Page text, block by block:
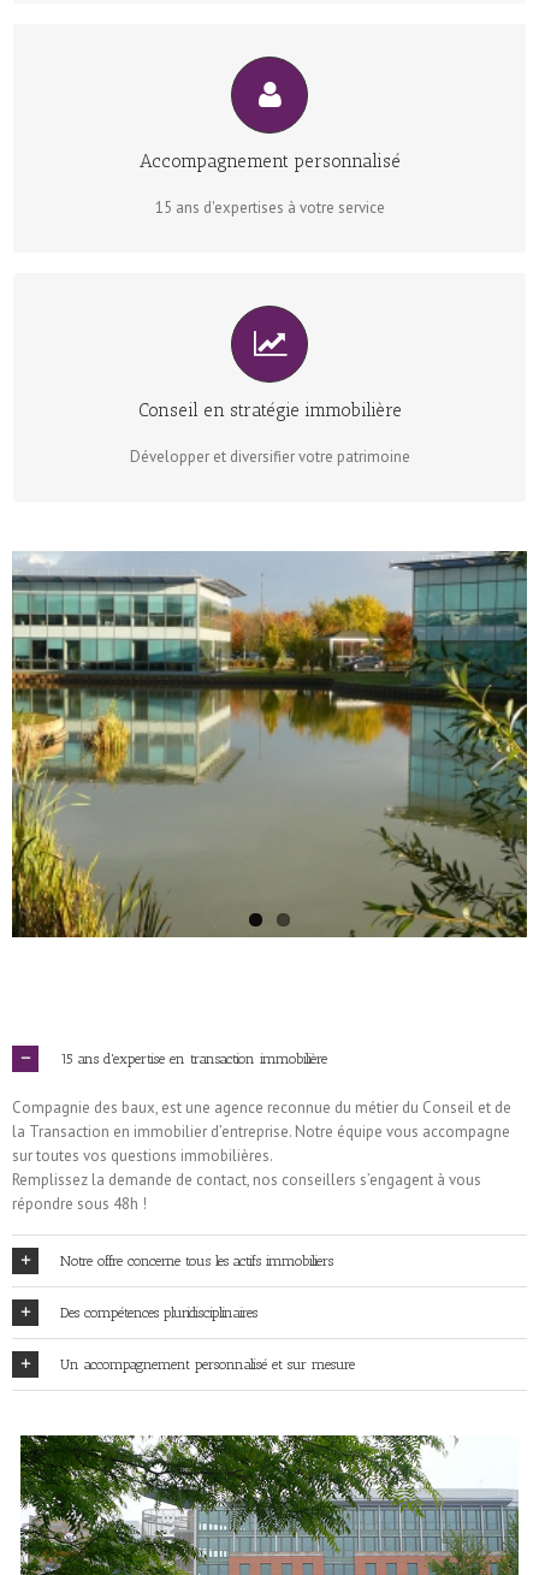
Accompagnement personnalisé
15 ans d'expertises à votre service
CONTRAT SUR MESURE
Bénéficiez de notre savoir-faire juridique et commercial
Conseil en stratégie immobilière
Développer et diversifier votre patrimoine
CONFIEZ-NOUS VOS MANDATS !
Commercialisation et assistance jusqu’à la transaction
15 ans d'expertise en transaction immobilière
Compagnie des baux, est une agence reconnue du métier du Conseil et de
la Transaction en immobilier d’entreprise. Notre équipe vous accompagne
sur toutes vos questions immobilières.
Remplissez la demande de contact, nos conseillers s’engagent à vous
répondre sous 48h !
Notre offre concerne tous les actifs immobiliers
Des compétences pluridisciplinaires
Un accompagnement personnalisé et sur mesure